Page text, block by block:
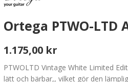
Ortega PTWO-LTD
1.175,00 kr
PTWOLTD Vintage White Limited
lätt och bärbar,, vilket gör den